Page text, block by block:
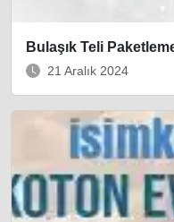
Bulaşık Teli
21 Aralık 2024